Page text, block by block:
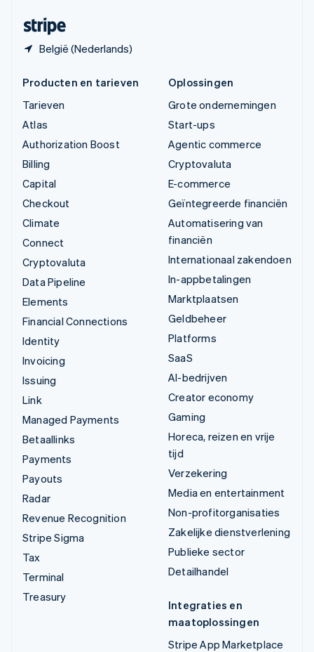
België (Nederlands)
Producten en tarieven
Tarieven
Atlas
Authorization Boost
Billing
Capital
Checkout
Climate
Connect
Cryptovaluta
Data Pipeline
Elements
Financial Connections
Identity
Invoicing
Issuing
Link
Managed Payments
Betaallinks
Payments
Payouts
Radar
Revenue Recognition
Stripe Sigma
Tax
Terminal
Treasury
Oplossingen
Grote ondernemingen
Start-ups
Agentic commerce
Cryptovaluta
E-commerce
Geïntegreerde financiën
Automatisering van
financiën
Internationaal zakendoen
In-appbetalingen
Marktplaatsen
Geldbeheer
Platforms
SaaS
AI-bedrijven
Creator economy
Gaming
Horeca, reizen en vrije
tijd
Verzekering
Media en entertainment
Non-profitorganisaties
Zakelijke dienstverlening
Publieke sector
Detailhandel
Integraties en
maatoplossingen
Stripe App Marketplace